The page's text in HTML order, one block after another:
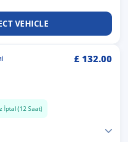
VEHICLE
£ 132.00
İptal (12 Saat)